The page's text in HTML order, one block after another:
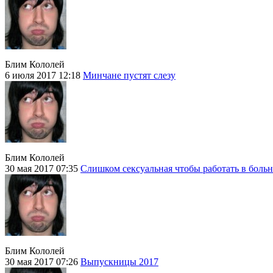
Блим Кололей
6 июля 2017 12:18 Минчане пустят слезу
Блим Кололей
30 мая 2017 07:35 Слишком сексуальная чтобы работать в
Блим Кололей
30 мая 2017 07:26 Выпускницы 2017